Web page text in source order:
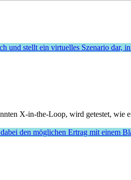
X-in-the-Loop, wird getestet, wie